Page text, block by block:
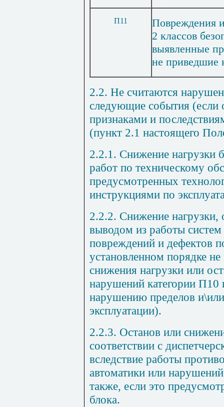
П11
Повреждения
2 классов
выявленные
не приведшие
2.2. Не считаются
следующие события (если
признаками и
(пункт 2.1 настоящего
2.2.1. Снижение нагрузки
работ по техническому
предусмотренных
инструкциями по
2.2.2. Снижение
выводом из работы
повреждений и дефектов
установленном порядке
снижения нагрузки или
нарушений категории
нарушению пределов
эксплуатации).
2.2.3. Останов или
соответствии с
вследствие работы
автоматики или
также, если это
блока.